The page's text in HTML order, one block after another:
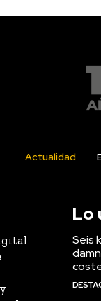
Actualidad
Lo
Seis